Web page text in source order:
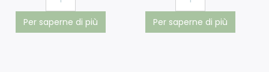
Per saperne di più Per saperne di più